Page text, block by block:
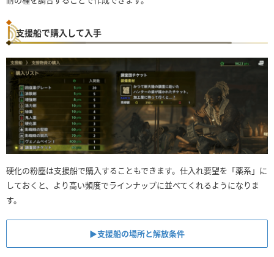
支援船で購入して入手
硬化の粉塵は支援船で購入することもできます。仕入れ要望を「薬系」に
しておくと、より高い頻度でラインナップに並べてくれるようになりま
す。
▶︎支援船の場所と解放条件